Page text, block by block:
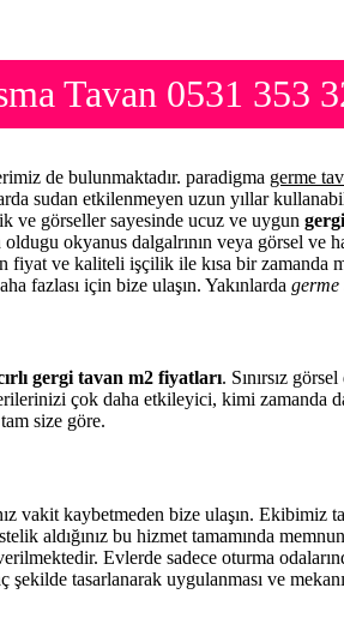
Tavan 0531 353
de bulunmaktadır. paradigma germe
sudan etkilenmeyen uzun yıllar
ve görseller sayesinde ucuz ve uygun
okyanus dalgalrının veya görsel
ve kaliteli işçilik ile kısa bir zamanda
fazlası için bize ulaşın. Yakınlarda germe
gergi tavan m2 fiyatları. Sınırsız
çok daha etkileyici, kimi zamanda
size göre.
vakit kaybetmeden bize ulaşın.
aldığınız bu hizmet tamamında
Evlerde sadece oturma
şekilde tasarlanarak uygulanması ve